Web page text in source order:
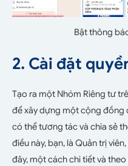
Bật thông
2. Cài đặt
Tạo ra một Nhóm Riêng tư
để xây dựng một cộng đồng
có thể tương tác và chia sẻ
điều này, bạn, là Quản trị
đây, một cách chi tiết và